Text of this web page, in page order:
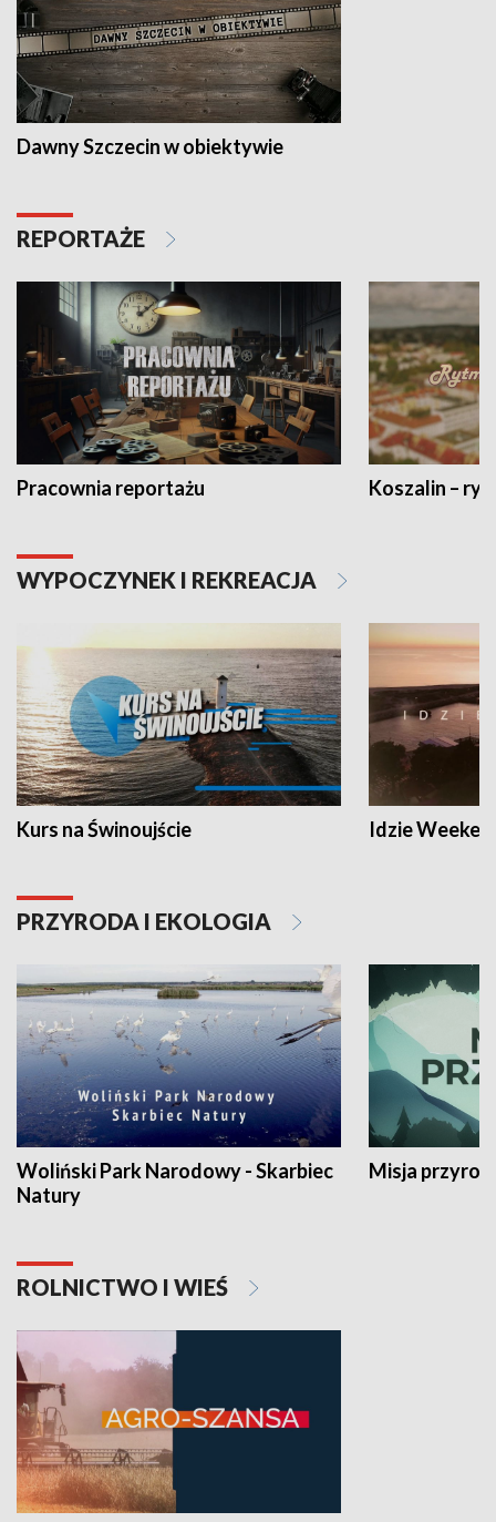
Dawny Szczecin w obiektywie
REPORTAŻE
Pracownia reportażu Koszalin –
WYPOCZYNEK I REKREACJA
Kurs na Świnoujście Idzie
PRZYRODA I EKOLOGIA
Woliński Park Narodowy - Skarbiec
Natury
Misja
ROLNICTWO I WIEŚ